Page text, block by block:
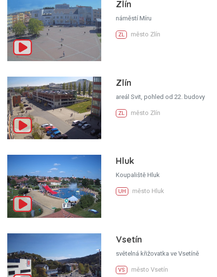
Zlín
náměstí Míru
ZL město Zlín
Zlín
areál Svit, pohled od 22. budovy
ZL město Zlín
Hluk
Koupaliště Hluk
UH město Hluk
Vsetín
světelná křižovatka ve Vsetíně
VS město Vsetín